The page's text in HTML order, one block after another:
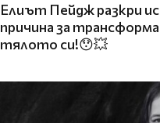
Елиът Пейдж разкри
причина за
тялото си!😯💥